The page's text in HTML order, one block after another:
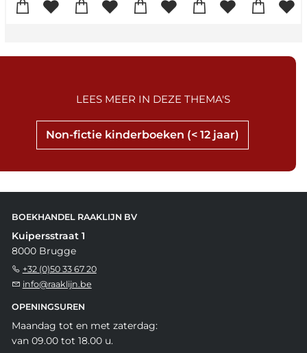
Non-fictie kinderboeken (< 12 jaar)
LEES MEER IN DEZE THEMA'S
BOEKHANDEL RAAKLIJN BV
Kuipersstraat 1
8000 Brugge
+32 (0)50 33 67 20
info@raaklijn.be
OPENINGSUREN
Maandag tot en met zaterdag:
van 09.00 tot 18.00 u.